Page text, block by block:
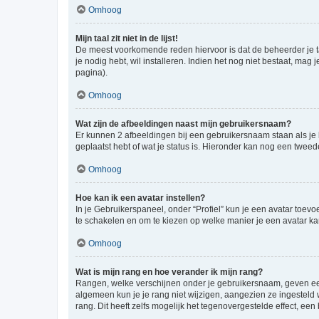
Omhoog
Mijn taal zit niet in de lijst!
De meest voorkomende reden hiervoor is dat de beheerder
je nodig hebt, wil installeren. Indien het nog niet bestaat,
pagina).
Omhoog
Wat zijn de afbeeldingen naast mijn gebruikersnaam?
Er kunnen 2 afbeeldingen bij een gebruikersnaam staan als
geplaatst hebt of wat je status is. Hieronder kan nog een
Omhoog
Hoe kan ik een avatar instellen?
In je Gebruikerspaneel, onder “Profiel” kun je een avatar
te schakelen en om te kiezen op welke manier je een avatar
Omhoog
Wat is mijn rang en hoe verander ik mijn rang?
Rangen, welke verschijnen onder je gebruikersnaam, geven
algemeen kun je je rang niet wijzigen, aangezien ze
rang. Dit heeft zelfs mogelijk het tegenovergestelde effect,